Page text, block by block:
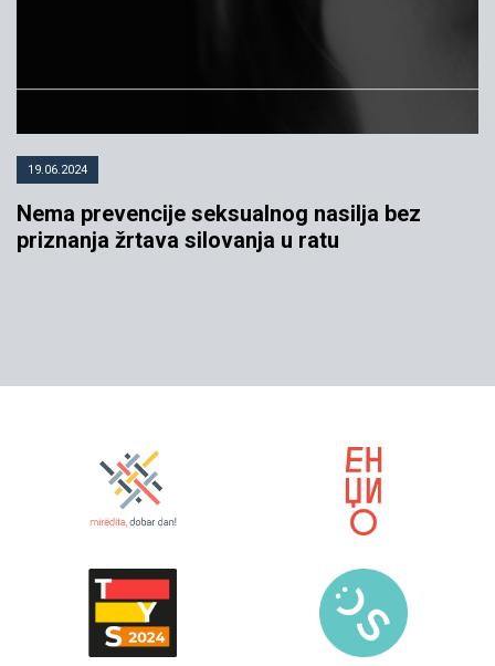
19.06.2024
Nema prevencije seksualnog nasilja bez
priznanja žrtava silovanja u ratu